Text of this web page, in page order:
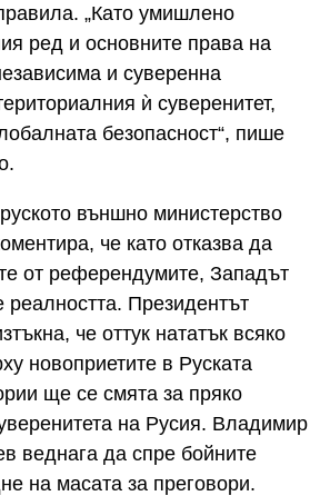
„Като умишлено
ред и основните права на
и суверенна
ѝ суверенитет,
безопасност“, пише
външно министерство
че като отказва да
от референдумите, Западът
реалността. Президентът
че оттук нататък всяко
новоприетите в Руската
ще се смята за пряко
на Русия. Владимир
веднага да спре бойните
на масата за преговори.